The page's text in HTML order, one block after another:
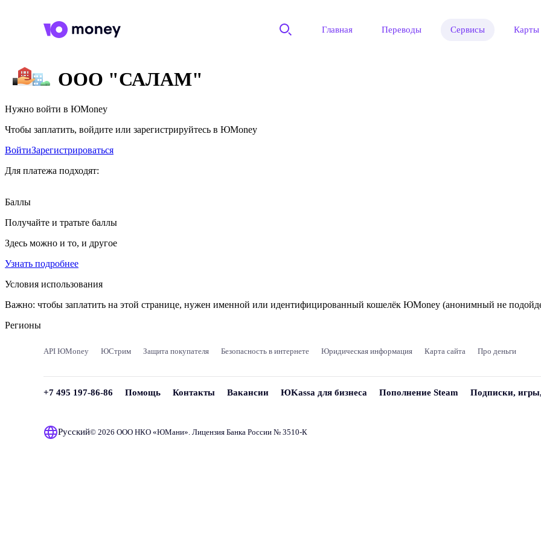
Главная Переводы Сервисы Карты
ООО "САЛАМ"
Нужно войти в ЮMoney
Чтобы заплатить, войдите или зарегистрируйтесь в ЮMoney
ВойтиЗарегистрироваться
Для платежа подходят:
Баллы
Получайте и тратьте баллы
Здесь можно и то, и другое
Узнать подробнее
Условия использования
Важно: чтобы заплатить на этой странице, нужен именной или идентифицированный кошелёк ЮMoney (анонимный не
Регионы
API ЮMoney ЮСтрим Защита покупателя Безопасность в интернете Юридическая информация Карта сайта Про деньги
+7 495 197-86-86 Помощь Контакты Вакансии ЮKassa для бизнеса Пополнение Steam Подписки,
Русский© 2026 ООО НКО «ЮМани». Лицензия Банка России № 3510‑К